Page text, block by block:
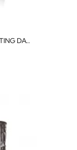
AQ MELIORITY INTENSIVE REGENERATING DAY CREAM 50 ML